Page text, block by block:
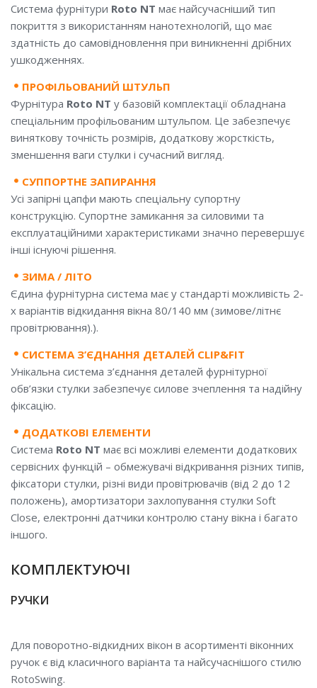
Система фурнітури Roto NT має найсучасніший тип
покриття з використанням нанотехнологій, що має
здатність до самовідновлення при виникненні дрібних
ушкодженнях.
ПРОФІЛЬОВАНИЙ ШТУЛЬП
Фурнітура Roto NT у базовій комплектації обладнана
спеціальним профільованим штульпом. Це забезпечує
виняткову точність розмірів, додаткову жорсткість,
зменшення ваги стулки і сучасний вигляд.
СУППОРТНЕ ЗАПИРАННЯ
Усі запірні цапфи мають спеціальну супортну
конструкцію. Супортне замикання за силовими та
експлуатаційними характеристиками значно перевершує
інші існуючі рішення.
ЗИМА / ЛІТО
Єдина фурнітурна система має у стандарті можливість 2-
х варіантів відкидання вікна 80/140 мм (зимове/літнє
провітрювання).).
СИСТЕМА З’ЄДНАННЯ ДЕТАЛЕЙ CLIP&FIT
Унікальна система з’єднання деталей фурнітурної
обв’язки стулки забезпечує силове зчеплення та надійну
фіксацію.
ДОДАТКОВІ ЕЛЕМЕНТИ
Система Roto NT має всі можливі елементи додаткових
сервісних функцій – обмежувачі відкривання різних типів,
фіксатори стулки, різні види провітрювачів (від 2 до 12
положень), амортизатори захлопування стулки Soft
Close, електронні датчики контролю стану вікна і багато
іншого.
КОМПЛЕКТУЮЧІ
РУЧКИ
Для поворотно-відкидних вікон в асортименті віконних
ручок є від класичного варіанта та найсучаснішого стилю
RotoSwing.